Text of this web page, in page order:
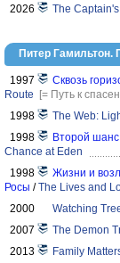
2026
The
Питер Гамильтон.
1997 Сквозь
Route
[= Путь к
1998
The Web:
1998
Второй
Chance at Eden
1998
Жизни и
Росы /The Lives and
2000
Watching
2007
The Demon
2013
Family